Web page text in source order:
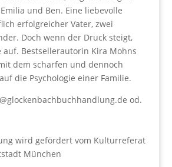
und Ben. Eine liebevolle
erfolgreicher Vater, zwei
Doch wenn der Druck steigt,
auf. Bestsellerautorin Kira Mohns
dem scharfen und dennoch
die Psychologie einer Familie.
od.
wird gefördert vom Kulturreferat
München